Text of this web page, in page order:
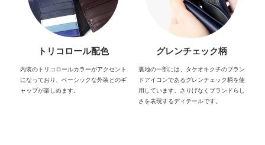
トリコロール配色
内装のトリコロールカラーがアクセント
になっており、ベーシックな外装とのギ
ャップが楽しめます。
グレンチェック柄
裏地の一部には、タケオキクチのブラン
ドアイコンであるグレンチェック柄を使
用しています。さりげなくブランドらし
さを表現するディテールです。